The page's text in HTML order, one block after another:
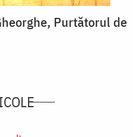
Purtătorul de